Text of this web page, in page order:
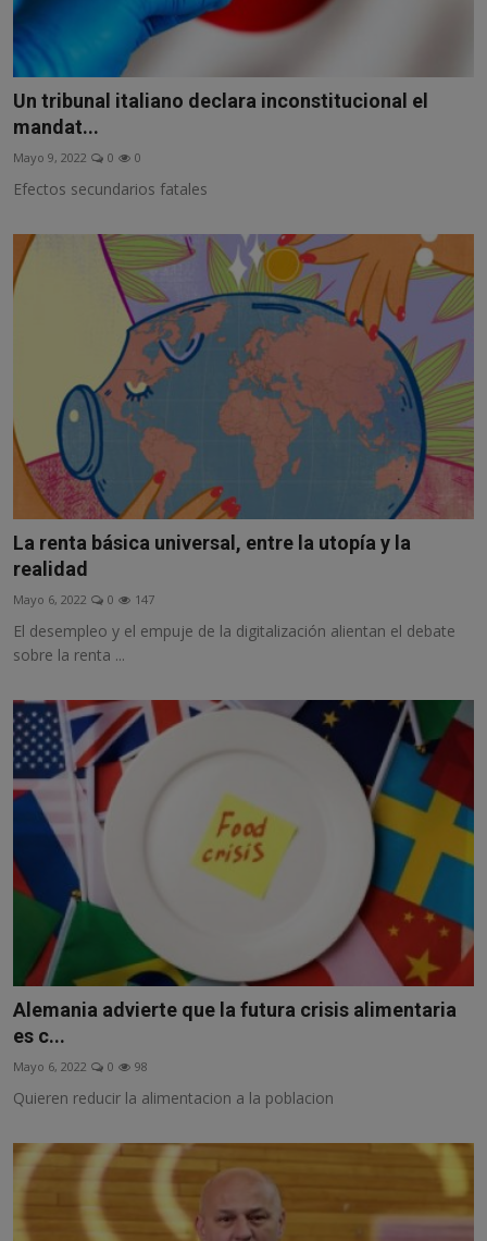
Un tribunal italiano declara inconstitucional el
mandat...
Mayo 9, 2022 0 0
Efectos secundarios fatales
La renta básica universal, entre la utopía y la
realidad
Mayo 6, 2022 0 147
El desempleo y el empuje de la digitalización alientan el debate
sobre la renta ...
Alemania advierte que la futura crisis alimentaria
es c...
Mayo 6, 2022 0 98
Quieren reducir la alimentacion a la poblacion